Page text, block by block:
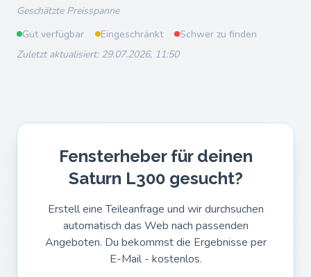
Geschätzte Preisspanne
Gut verfügbar
Eingeschränkt
Schwer zu finden
Zuletzt aktualisiert: 29.07.2026, 11:50
Fensterheber für deinen
Saturn L300 gesucht?
Erstell eine Teileanfrage und wir durchsuchen
automatisch das Web nach passenden
Angeboten. Du bekommst die Ergebnisse per
E-Mail - kostenlos.